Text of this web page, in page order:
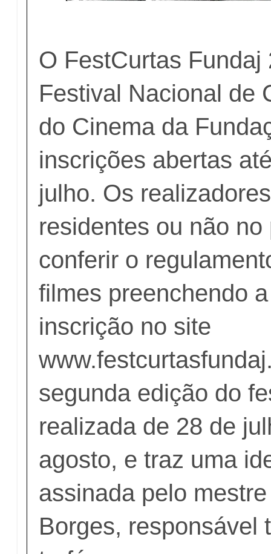
O FestCurtas Fundaj
Festival Nacional de
do Cinema da
inscrições abertas
julho. Os
residentes ou não
conferir o
filmes preenchendo
inscrição no site
segunda edição do
realizada de 28 de
agosto, e traz uma
assinada pelo
Borges, responsável